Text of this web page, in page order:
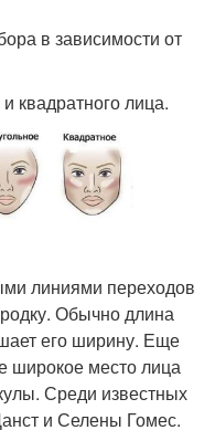
в зависимости от
квадратного лица.
линиями переходов
Обычно длина
его ширину. Еще
широкое место лица
Среди известных
и Селены Гомес.